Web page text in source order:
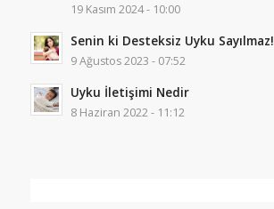
19 Kasım 2024 - 10:00
Senin ki Desteksiz Uyku Sayılmaz!
9 Ağustos 2023 - 07:52
Uyku İletişimi Nedir
8 Haziran 2022 - 11:12